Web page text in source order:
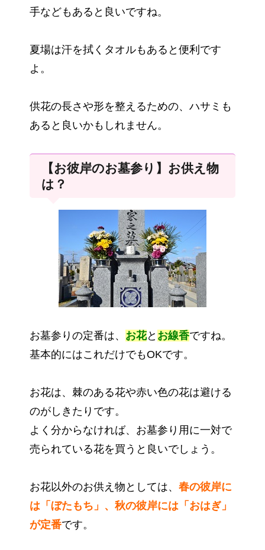
手などもあると良いですね。
夏場は汗を拭くタオルもあると便利です
よ。
供花の長さや形を整えるための、ハサミも
あると良いかもしれません。
【お彼岸のお墓参り】お供え物
は？
お墓参りの定番は、 お花と お線香ですね。
基本的にはこれだけでもOKです。
お花は、棘のある花や赤い色の花は避ける
のがしきたりです。
よく分からなければ、お墓参り用に一対で
売られている花を買うと良いでしょう。
お花以外のお供え物としては、 春の彼岸に
は「ぼたもち」、秋の彼岸には「おはぎ」
が定番です。